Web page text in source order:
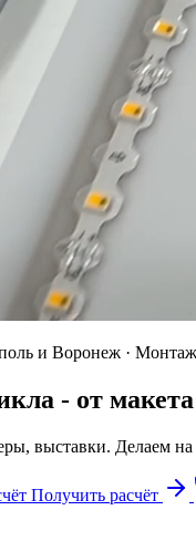
и Воронеж ·
- от
выставки. Делаем
Получить расчёт